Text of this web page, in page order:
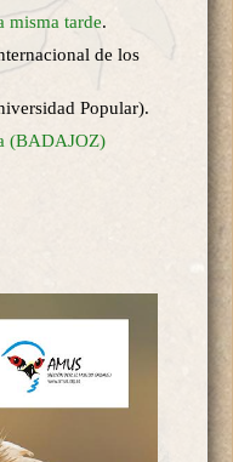
misma tarde.
de los
Popular).
(BADAJOZ)